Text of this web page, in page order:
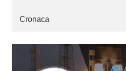
Cronaca